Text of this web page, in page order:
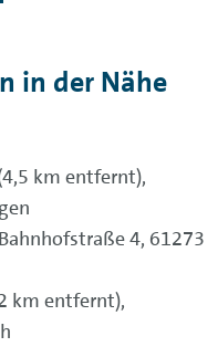
in der Nähe
km entfernt),
4, 61273
km entfernt),